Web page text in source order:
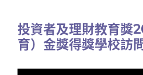
投資者及理財教育獎
育）金獎得獎學校訪問